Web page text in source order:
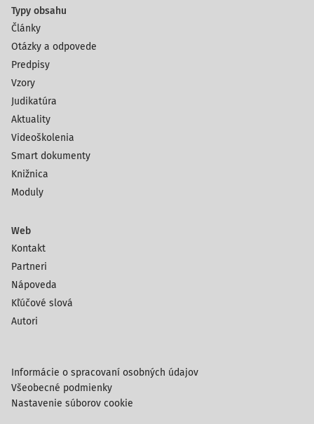
Typy obsahu
Články
Otázky a odpovede
Predpisy
Vzory
Judikatúra
Aktuality
Videoškolenia
Smart dokumenty
Knižnica
Moduly
Web
Kontakt
Partneri
Nápoveda
Kľúčové slová
Autori
Informácie o spracovaní osobných údajov
Všeobecné podmienky
Nastavenie súborov cookie